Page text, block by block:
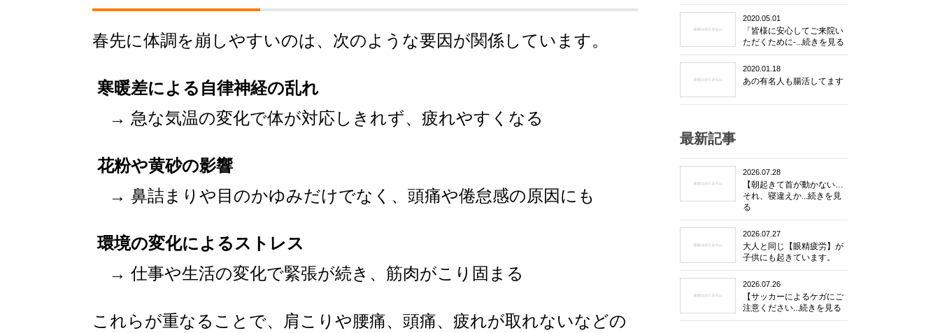
春先に体調を崩しやすいのは、次のような要因が関係しています。
寒暖差による自律神経の乱れ
→ 急な気温の変化で体が対応しきれず、疲れやすくなる
花粉や黄砂の影響
→ 鼻詰まりや目のかゆみだけでなく、頭痛や倦怠感の原因にも
環境の変化によるストレス
→ 仕事や生活の変化で緊張が続き、筋肉がこり固まる
これらが重なることで、肩こりや腰痛、頭痛、疲れが取れないなどの
2020.05.01
「皆様に安心してご来院い
ただくために-...続きを見る
2020.01.18
あの有名人も腸活してます
最新記事
2026.07.28
【朝起きて首が動かない…
それ、寝違えか...続きを見
る
2026.07.27
大人と同じ【眼精疲労】が
子供にも起きています。
2026.07.26
【サッカーによるケガにご
注意ください...続きを見る